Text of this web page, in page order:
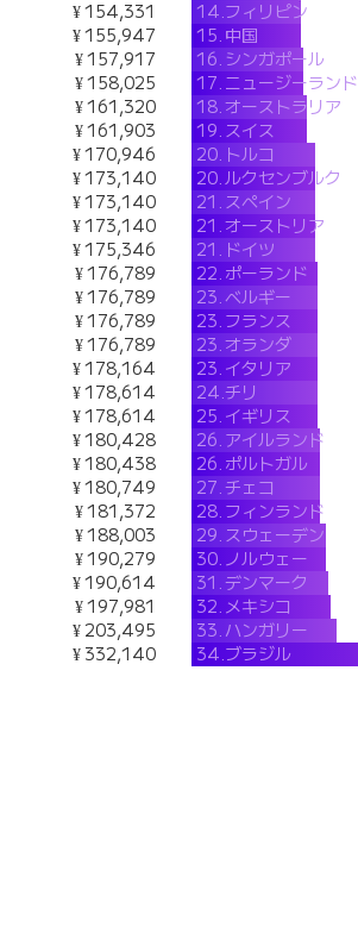
¥ 154,331
¥ 155,947
¥ 157,917
¥ 158,025
¥ 161,320
¥ 161,903
¥ 170,946
¥ 173,140
¥ 173,140
¥ 173,140
¥ 175,346
¥ 176,789
¥ 176,789
¥ 176,789
¥ 176,789
¥ 178,164
¥ 178,614
¥ 178,614
¥ 180,428
¥ 180,438
¥ 180,749
¥ 181,372
¥ 188,003
¥ 190,279
¥ 190,614
¥ 197,981
¥ 203,495
¥ 332,140
14.フィリピン
15. 中国
16. シンガポール
17. ニュージーランド
18.オーストラリア
19. スイス
20. トルコ
20.ルクセンブルク
21. スペイン
21.オーストリア
21. ドイツ
22. ポーランド
23.ベルギー
23. フランス
23.オランダ
23. イタリア
24.チリ
25. イギリス
26. アイルランド
26. ポルトガル
27.チェコ
28. フィンランド
29. スウェーデン
30. ノルウェー
31.デンマーク
32. メキシコ
33. ハンガリー
34.ブラジル